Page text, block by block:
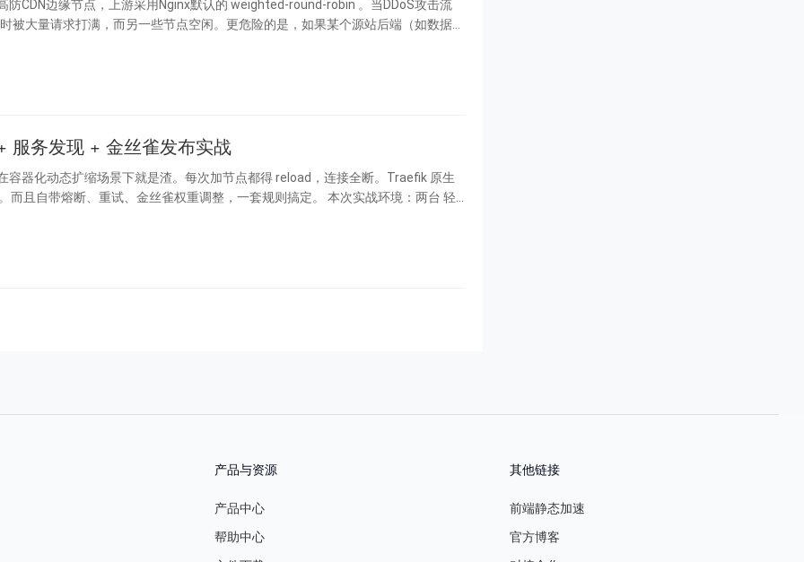
大量请求打满，而另一些节点空闲。更危险的是，如果某个源站后端（如数据
服务发现 + 金丝雀发布实战
、重试、金丝雀权重调整，一套规则搞定。 本次实战环境：两台 轻
产品与资源
产品中心
帮助中心
其他链接
前端静态加速
官方博客